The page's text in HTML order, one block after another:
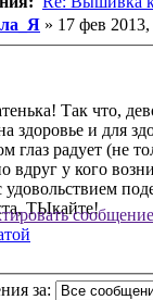
» 17 фев
Так что,
и для
глаз радует (не
вдруг у кого
удовольствием
ТЫкайте!
за: